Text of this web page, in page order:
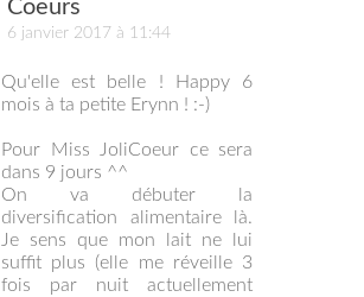
Coeurs
6 janvier 2017 à 11:44
Qu'elle est belle ! Happy 6
mois à ta petite Erynn ! :-)
Pour Miss JoliCoeur ce sera
dans 9 jours ^^
On va débuter la
diversification alimentaire là.
Je sens que mon lait ne lui
suffit plus (elle me réveille 3
fois par nuit actuellement